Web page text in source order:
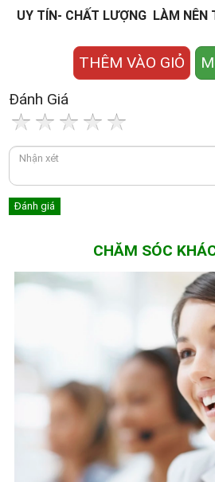
UY TÍN- CHẤT LƯỢNG LÀM NÊN
THÊM VÀO GIỎ
Đánh Giá
CHĂM SÓC